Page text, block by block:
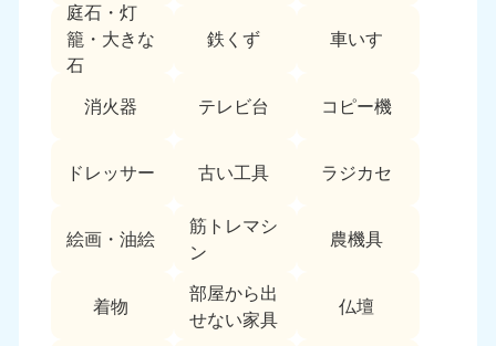
庭石・灯
籠・大きな
石
鉄くず 車いす
消火器 テレビ台 コピー機
ドレッサー 古い工具 ラジカセ
絵画・油絵
筋トレマシ
ン
農機具
着物
部屋から出
せない家具
仏壇
岡山県
050-1881-5146
9:00〜19:00 年中無休
山口県
050-1880-9900
9:00〜19:00 年中無休 9:00〜19:00 年中無休
島根県
050-1881-5145
四国